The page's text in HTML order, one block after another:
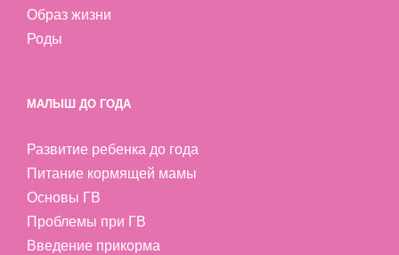
Образ жизни
Роды
МАЛЫШ ДО ГОДА
Развитие ребенка до года
Питание кормящей мамы
Основы ГВ
Проблемы при ГВ
Введение прикорма